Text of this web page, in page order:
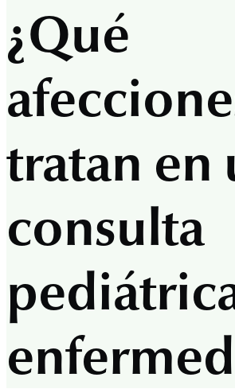
¿Qué
tratan en
consulta